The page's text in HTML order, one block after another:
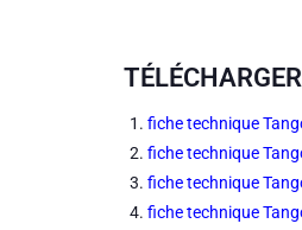
fiche technique
fiche technique
fiche technique
fiche technique